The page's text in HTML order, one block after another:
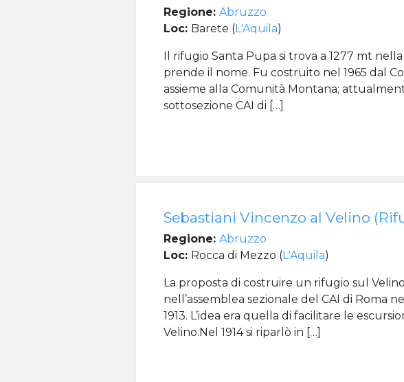
Regione: Abruzzo
Loc: Barete (L'Aquila)
Il rifugio Santa Pupa si trova a 1277 mt
prende il nome. Fu costruito nel 1965 dal
assieme alla Comunità Montana;
sottosezione CAI di […]
Sebastiani Vincenzo al Velino
Regione: Abruzzo
Loc: Rocca di Mezzo (L'Aquila)
La proposta di costruire un rifugio sul
nell’assemblea sezionale del CAI di Roma
1913. L’idea era quella di facilitare le
Velino.Nel 1914 si riparlò in […]